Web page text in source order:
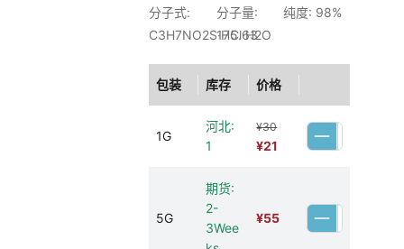
分子式:
C3H7NO2S·HCl·H2O
分子量:
175.63
纯度: 98%
包装 库存 价格
1G
河北:
1
¥30
¥21
5G
期货:
2-
3Wee
¥55